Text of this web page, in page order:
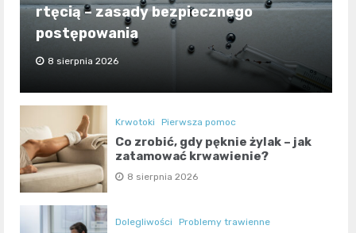
rtęcią – zasady bezpiecznego
postępowania
8 sierpnia 2026
Krwotoki Pierwsza pomoc
Co zrobić, gdy pęknie żylak – jak
zatamować krwawienie?
8 sierpnia 2026
Dolegliwości Problemy trawienne